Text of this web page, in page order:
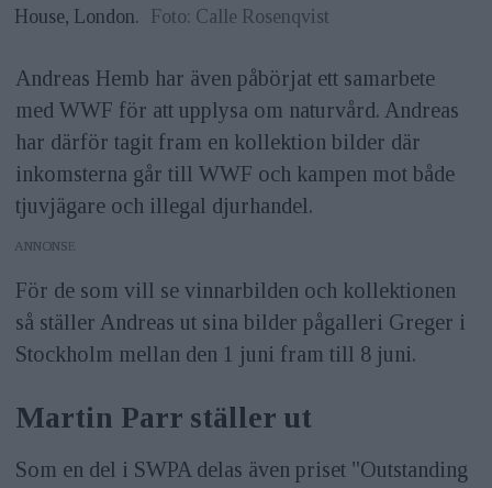
House, London.
Foto: Calle Rosenqvist
Andreas Hemb har även påbörjat ett samarbete
med WWF för att upplysa om naturvård. Andreas
har därför tagit fram en kollektion bilder där
inkomsterna går till WWF och kampen mot både
tjuvjägare och illegal djurhandel.
ANNONS
För de som vill se vinnarbilden och kollektionen
så ställer Andreas ut sina bilder pågalleri Greger i
Stockholm mellan den 1 juni fram till 8 juni.
Martin Parr ställer ut
Som en del i SWPA delas även priset "Outstanding